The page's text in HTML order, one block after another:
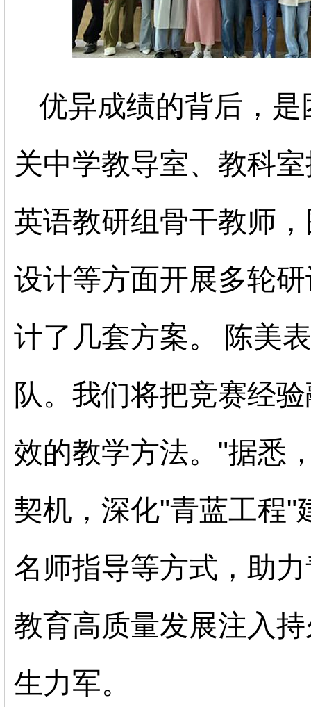
优异成绩的背后，是
关中学教导室、教科
英语教研组骨干教师
设计等方面开展多轮
计了几套方案。
陈美
队。我们将把竞赛经
效的教学方法。 "据悉
契机，深化"青蓝工程"
名师指导等方式，助
教育高质量发展注入
生力军。